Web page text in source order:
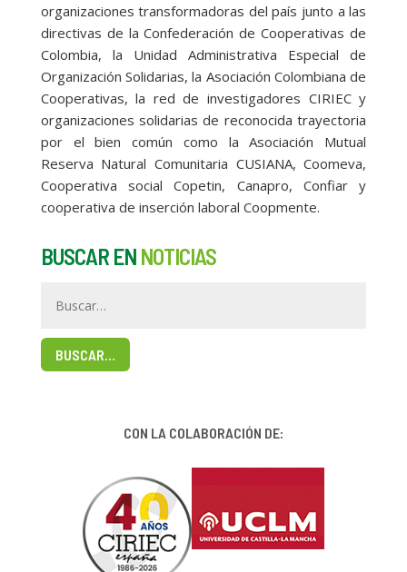
organizaciones transformadoras del país junto a las
directivas de la Confederación de Cooperativas de
Colombia, la Unidad Administrativa Especial de
Organización Solidarias, la Asociación Colombiana de
Cooperativas, la red de investigadores CIRIEC y
organizaciones solidarias de reconocida trayectoria
por el bien común como la Asociación Mutual
Reserva Natural Comunitaria CUSIANA, Coomeva,
Cooperativa social Copetin, Canapro, Confiar y
cooperativa de inserción laboral Coopmente.
BUSCAR EN NOTICIAS
BUSCAR…
CON LA COLABORACIÓN DE: